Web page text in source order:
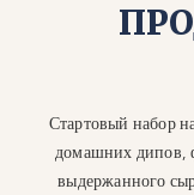
Стартовый набор
домашних дипов,
выдержанного